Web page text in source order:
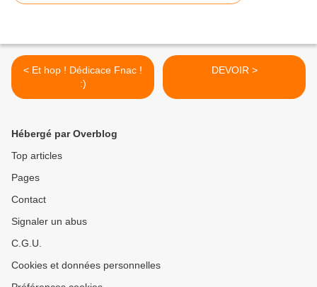
< Et hop ! Dédicace Fnac !
:)
DEVOIR >
Hébergé par Overblog
Top articles
Pages
Contact
Signaler un abus
C.G.U.
Cookies et données personnelles